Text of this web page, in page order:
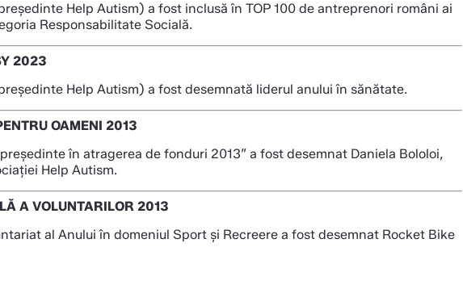
Help Autism) a fost inclusă în TOP 100 de antreprenori români ai
Responsabilitate Socială.
2023
Help Autism) a fost desemnată liderul anului în sănătate.
OAMENI 2013
în atragerea de fonduri 2013” a fost desemnat Daniela Bololoi,
Help Autism.
A VOLUNTARILOR 2013
al Anului în domeniul Sport și Recreere a fost desemnat Rocket Bike